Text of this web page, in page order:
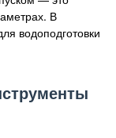
В
водоподготовки